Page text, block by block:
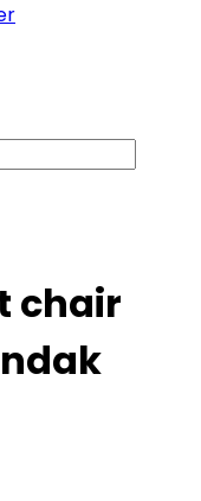
chair